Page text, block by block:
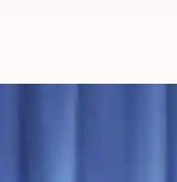
அக்டோபர்